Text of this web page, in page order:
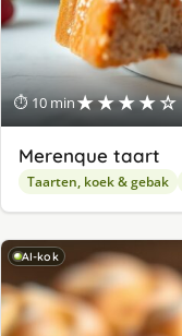
⏱ 10 min★★★★☆
Merenque taart
Taarten, koek & gebak
AI-kok